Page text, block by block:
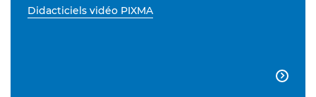
Didacticiels vidéo PIXMA
